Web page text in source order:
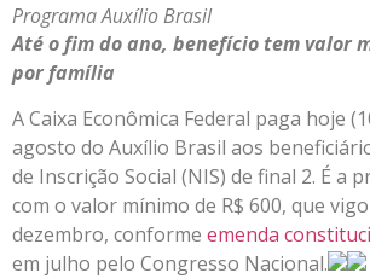
Programa Auxílio Brasil
Até o fim do ano, benefício tem valor
por família
A Caixa Econômica Federal paga hoje
agosto do Auxílio Brasil aos
de Inscrição Social (NIS) de final 2. É a
com o valor mínimo de R$ 600, que
dezembro, conforme emenda
em julho pelo Congresso Nacional.